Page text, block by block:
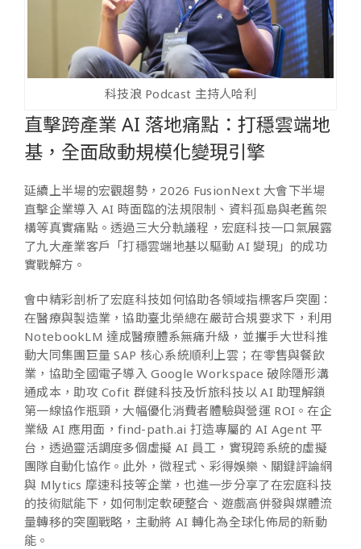
科技浪 Podcast 主持人哈利
直擊跨產業 AI 落地痛點：打穩雲端地
基，全面啟動規模化變現引擎
延續上半場的宏觀趨勢，2026 FusionNext 大會下半場
直擊企業導入 AI 時面臨的法規限制、資料孤島與老舊架
構等真實痛點。透過三大分軌議程，宏庭科技一口氣展露
了九大產業客戶「打穩雲端地基以驅動 AI 變現」的成功
實戰解方。
會中精彩剖析了宏庭科技如何協助各領域指標客戶突圍：
在醫療與製造業，協助臺北榮總在嚴苛合規要求下，利用
NotebookLM 達成醫療體系無痛升級，並攜手大世科推
動大同集團巨量 SAP 核心系統順利上雲；在零售與餐飲
業，協助全國電子導入 Google Workspace 破除隱形溝
通成本，助攻 Cofit 群健科技及忻旅科技以 AI 助理解鎖
第一線協作瓶頸，大幅優化消費者體驗與營運 ROI。在企
業級 AI 應用面，find-path.ai 打造專屬的 AI Agent 平
台，透過靈活調度多個虛擬 AI 員工，實現跨系統的虛擬
團隊自動化協作。此外，微程式、彩得娛樂、關鍵評論網
與 Mlytics 摩速科技等企業，也進一步分享了在宏庭科技
的技術賦能下，如何制定軟硬整合、遊戲高併發與媒體流
量轉移的突圍戰略，主動將 AI 轉化為全球化佈局的新動
能。